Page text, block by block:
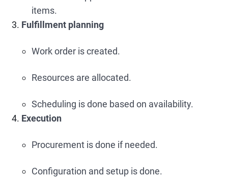
items.
Fulfillment planning
Work order is created.
Resources are allocated.
Scheduling is done based on availability.
Execution
Procurement is done if needed.
Configuration and setup is done.